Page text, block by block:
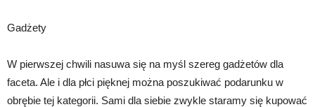
Gadżety
W pierwszej chwili nasuwa się na myśl szereg gadżetów dla
faceta. Ale i dla płci pięknej można poszukiwać podarunku w
obrębie tej kategorii. Sami dla siebie zwykle staramy się kupować